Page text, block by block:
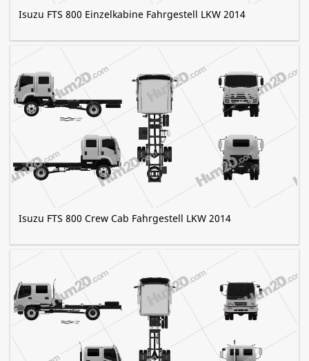
Isuzu FTS 800 Einzelkabine Fahrgestell LKW 2014
Isuzu FTS 800 Crew Cab Fahrgestell LKW 2014